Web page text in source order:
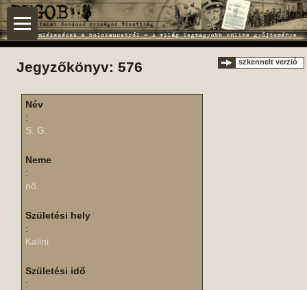
Jegyzőkönyv: 576 szkennelt verzió
Név
:
S. G.
Neme
:
nő
Születési hely
:
Kalini
Születési idő
: